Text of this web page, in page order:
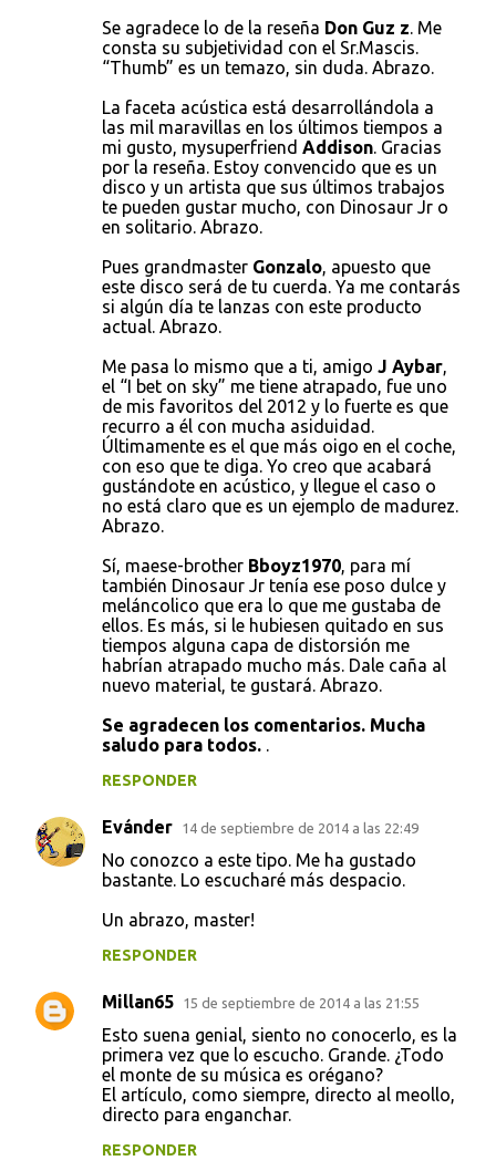
Se agradece lo de la reseña Don Guz z. Me
consta su subjetividad con el Sr.Mascis.
“Thumb” es un temazo, sin duda. Abrazo.
La faceta acústica está desarrollándola a
las mil maravillas en los últimos tiempos a
mi gusto, mysuperfriend Addison. Gracias
por la reseña. Estoy convencido que es un
disco y un artista que sus últimos trabajos
te pueden gustar mucho, con Dinosaur Jr o
en solitario. Abrazo.
Pues grandmaster Gonzalo, apuesto que
este disco será de tu cuerda. Ya me contarás
si algún día te lanzas con este producto
actual. Abrazo.
Me pasa lo mismo que a ti, amigo J Aybar,
el “I bet on sky” me tiene atrapado, fue uno
de mis favoritos del 2012 y lo fuerte es que
recurro a él con mucha asiduidad.
Últimamente es el que más oigo en el coche,
con eso que te diga. Yo creo que acabará
gustándote en acústico, y llegue el caso o
no está claro que es un ejemplo de madurez.
Abrazo.
Sí, maese-brother Bboyz1970, para mí
también Dinosaur Jr tenía ese poso dulce y
meláncolico que era lo que me gustaba de
ellos. Es más, si le hubiesen quitado en sus
tiempos alguna capa de distorsión me
habrían atrapado mucho más. Dale caña al
nuevo material, te gustará. Abrazo.
Se agradecen los comentarios. Mucha
saludo para todos. .
RESPONDER
Evánder 14 de septiembre de 2014 a las 22:49
No conozco a este tipo. Me ha gustado
bastante. Lo escucharé más despacio.
Un abrazo, master!
RESPONDER
Millan65 15 de septiembre de 2014 a las 21:55
Esto suena genial, siento no conocerlo, es la
primera vez que lo escucho. Grande. ¿Todo
el monte de su música es orégano?
El artículo, como siempre, directo al meollo,
directo para enganchar.
RESPONDER